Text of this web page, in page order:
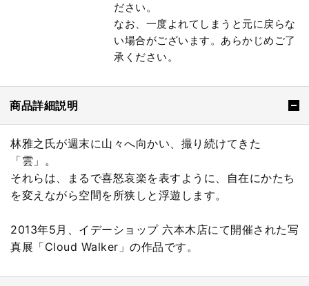
ださい。
なお、一度よれてしまうと元に戻らな
い場合がございます。あらかじめご了
承ください。
商品詳細説明
林雅之氏が週末に山々へ向かい、撮り続けてきた
「雲」。
それらは、まるで喜怒哀楽を表すように、自在にかたち
を変えながら空間を所狭しと浮遊します。
2013年5月、イデーショップ 六本木店にて開催された写
真展「Cloud Walker」の作品です。